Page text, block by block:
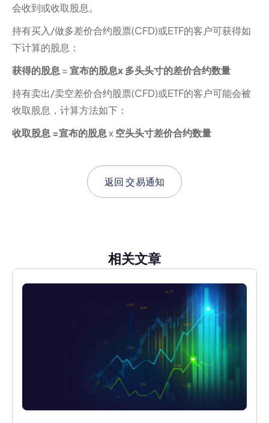
会收到或收取股息。‍
持有买入/做多差价合约股票(CFD)或ETF的客户可获得如
下计算的股息：
获得的股息 =宣布的股息x 多头头寸的差价合约数量
持有卖出/卖空差价合约股票(CFD)或ETF的客户可能会被
收取股息，计算方法如下：
收取股息 =宣布的股息x空头头寸差价合约数量
返回交易通知
相关文章